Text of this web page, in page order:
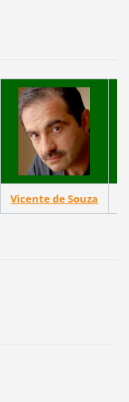
Vicente de Souza